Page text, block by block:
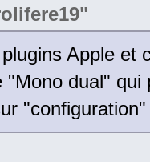
Apple et
"Mono dual"